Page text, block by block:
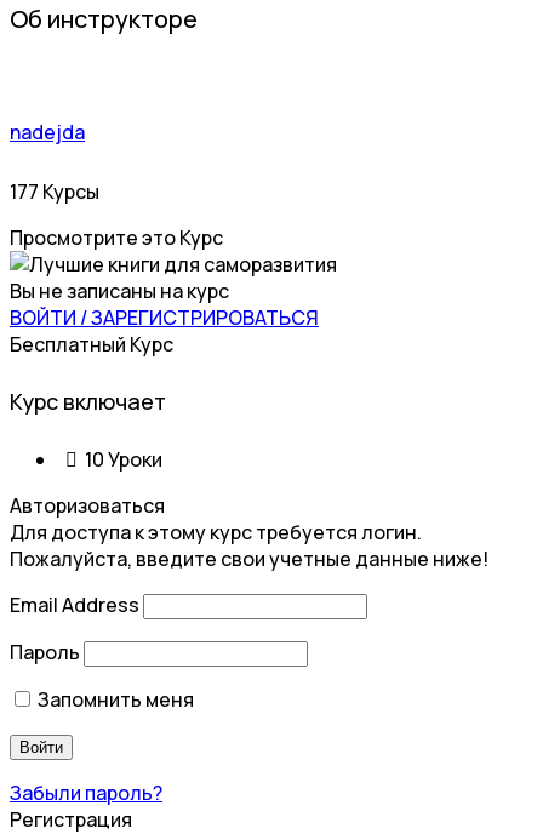
Об инструкторе
nadejda
177 Курсы
Просмотрите это Курс
Вы не записаны на курс
ВОЙТИ / ЗАРЕГИСТРИРОВАТЬСЯ
Бесплатный Курс
Курс включает
10 Уроки
Авторизоваться
Для доступа к этому курс требуется логин.
Пожалуйста, введите свои учетные данные ниже!
Email Address
Пароль
Запомнить меня
Забыли пароль?
Регистрация